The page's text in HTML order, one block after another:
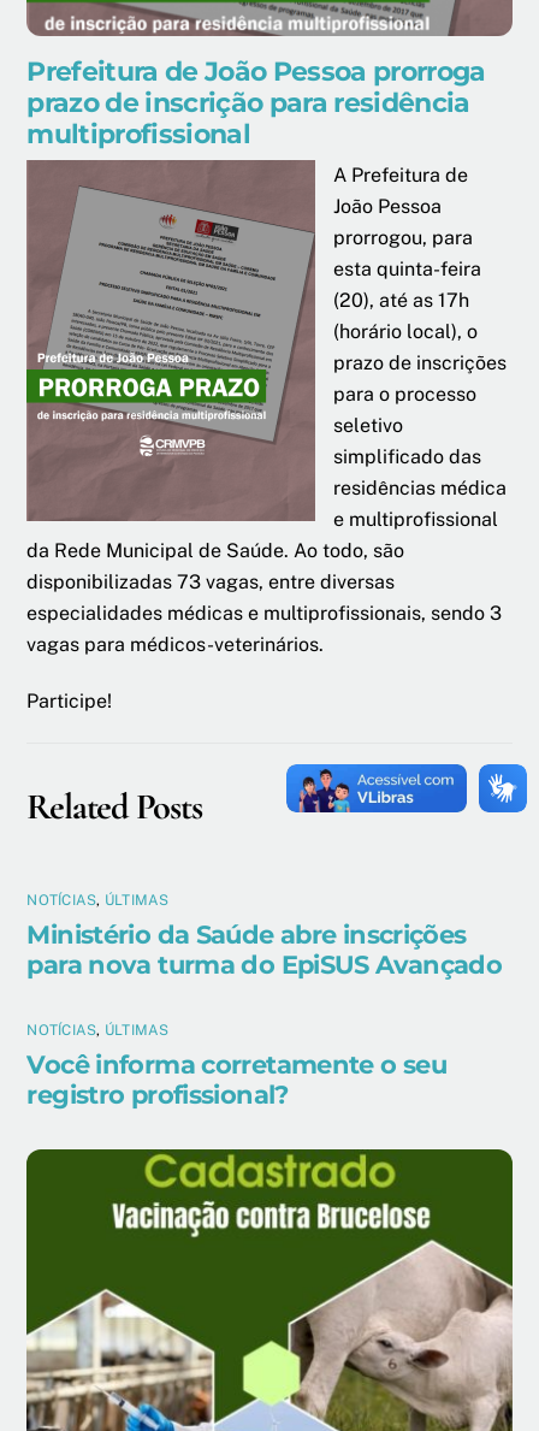
Prefeitura de João Pessoa prorroga
prazo de inscrição para residência
multiprofissional
A Prefeitura de
João Pessoa
prorrogou, para
esta quinta-feira
(20), até as 17h
(horário local), o
prazo de inscrições
para o processo
seletivo
simplificado das
residências médica
e multiprofissional
da Rede Municipal de Saúde. Ao todo, são
disponibilizadas 73 vagas, entre diversas
especialidades médicas e multiprofissionais, sendo 3
vagas para médicos-veterinários.
Participe!
Related Posts
NOTÍCIAS, ÚLTIMAS
Ministério da Saúde abre inscrições
para nova turma do EpiSUS Avançado
NOTÍCIAS, ÚLTIMAS
Você informa corretamente o seu
registro profissional?